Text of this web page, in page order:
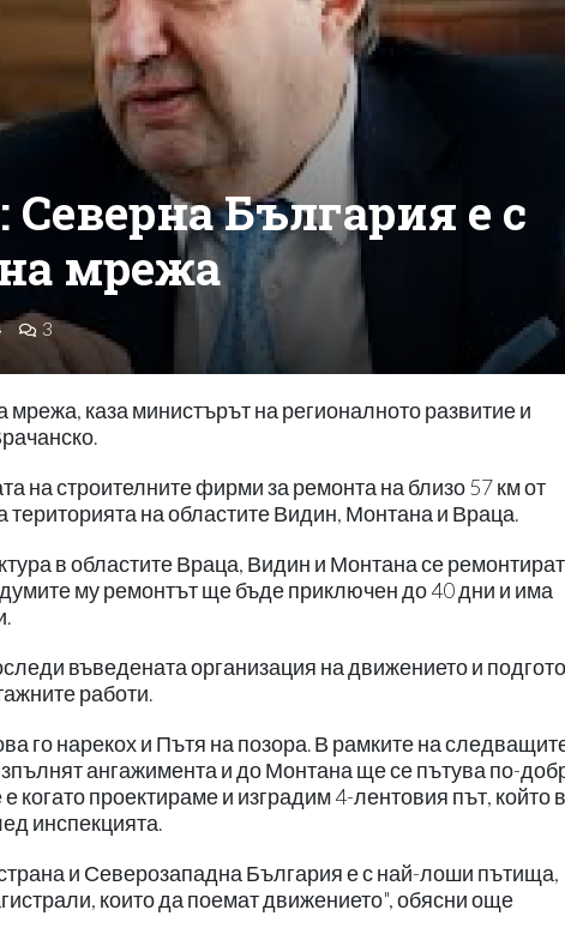
България е с
мрежа
3
каза министърът на регионалното развитие и
на строителните фирми за ремонта на близо 57 км от
на областите Видин, Монтана и Враца.
в областите Враца, Видин и Монтана се
му ремонтът ще бъде приключен до 40 дни и има
въведената организация на движението и
работи.
го нарекох и Пътя на позора. В рамките на
ангажимента и до Монтана ще се пътува по-
когато проектираме и изградим 4-лентовия път, който
инспекцията.
и Северозападна България е с най-лоши пътища,
които да поемат движението", обясни още